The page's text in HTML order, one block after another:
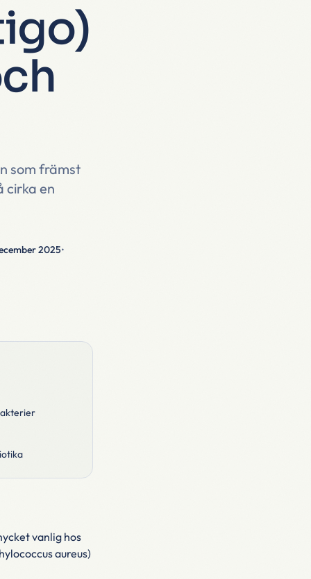
som främst
cirka en
2025•
vanlig hos
aureus)